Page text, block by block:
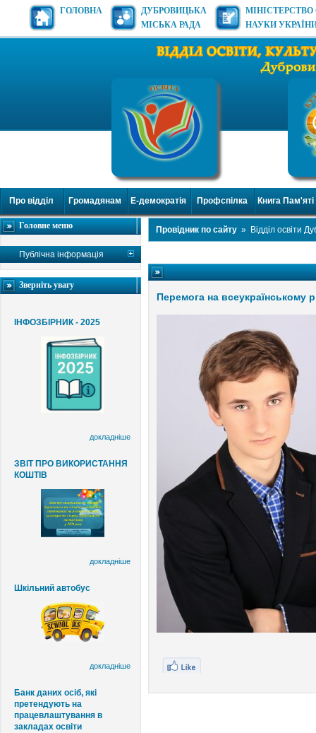
ГОЛОВНА
ДУБРОВИЦЬКА
МІСЬКА РАДА
МІНІСТЕРСТВО
НАУКИ
Про відділ Громадянам Е-демократія Профспілка Книга Пам'яті
Головне меню
Публічна інформація
Зверніть увагу
ІНФОЗБІРНИК - 2025
докладніше
ЗВІТ ПРО ВИКОРИСТАННЯ
КОШТІВ
докладніше
Шкільний автобус
докладніше
Банк даних осіб, які
претендують на
працевлаштування в
закладах освіти
Провідник по сайту » Відділ освіти
Перемога на всеукраїнському